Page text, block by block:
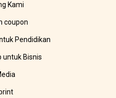
Kami
coupon
Pendidikan
untuk Bisnis